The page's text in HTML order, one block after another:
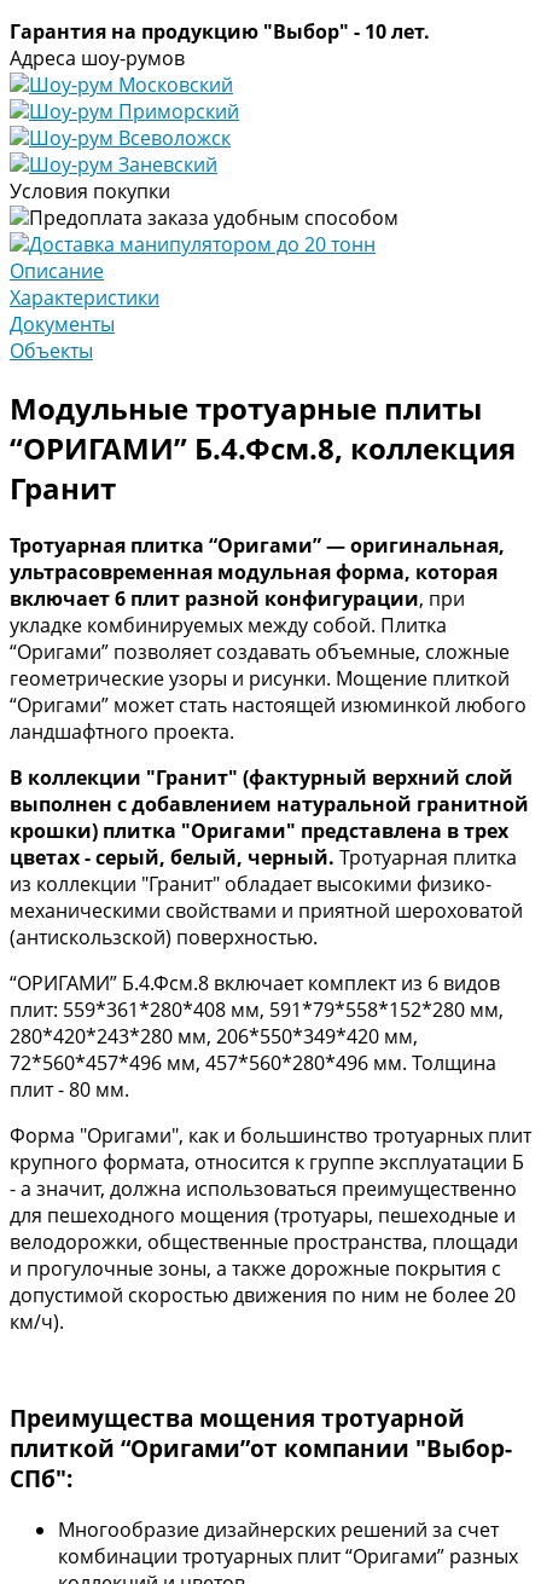
Гарантия на продукцию "Выбор" - 10 лет.
Адреса шоу-румов
Шоу-рум Московский
Шоу-рум Приморский
Шоу-рум Всеволожск
Шоу-рум Заневский
Условия покупки
Предоплата заказа удобным способом
Доставка манипулятором до 20 тонн
Описание
Характеристики
Документы
Объекты
Модульные тротуарные плиты
“ОРИГАМИ” Б.4.Фсм.8, коллекция
Гранит
Тротуарная плитка “Оригами” — оригинальная,
ультрасовременная модульная форма, которая
включает 6 плит разной конфигурации, при
укладке комбинируемых между собой. Плитка
“Оригами” позволяет создавать объемные, сложные
геометрические узоры и рисунки. Мощение плиткой
“Оригами” может стать настоящей изюминкой любого
ландшафтного проекта.
В коллекции "Гранит" (фактурный верхний слой
выполнен с добавлением натуральной гранитной
крошки) плитка "Оригами" представлена в трех
цветах - серый, белый, черный. Тротуарная плитка
из коллекции "Гранит" обладает высокими физико-
механическими свойствами и приятной шероховатой
(антискользской) поверхностью.
“ОРИГАМИ” Б.4.Фсм.8 включает комплект из 6 видов
плит: 559*361*280*408 мм, 591*79*558*152*280 мм,
280*420*243*280 мм, 206*550*349*420 мм,
72*560*457*496 мм, 457*560*280*496 мм. Толщина
плит - 80 мм.
Форма "Оригами", как и большинство тротуарных плит
крупного формата, относится к группе эксплуатации Б
- а значит, должна использоваться преимущественно
для пешеходного мощения (тротуары, пешеходные и
велодорожки, общественные пространства, площади
и прогулочные зоны, а также дорожные покрытия с
допустимой скоростью движения по ним не более 20
км/ч).
Преимущества мощения тротуарной
плиткой “Оригами”от компании "Выбор-
СПб":
Многообразие дизайнерских решений за счет
комбинации тротуарных плит “Оригами” разных